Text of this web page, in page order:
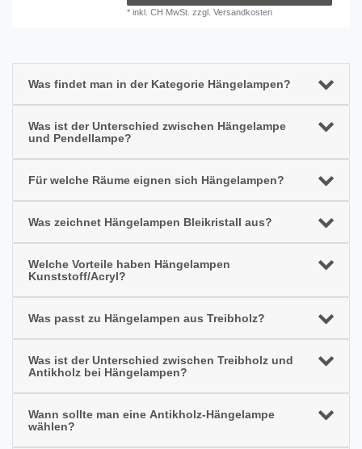
*inkl. CH MwSt. zzgl.Versandkosten
Was findet man in der Kategorie Hängelampen?
Was ist der Unterschied zwischen Hängelampe
und Pendellampe?
Für welche Räume eignen sich Hängelampen?
Was zeichnet Hängelampen Bleikristall aus?
Welche Vorteile haben Hängelampen
Kunststoff/Acryl?
Was passt zu Hängelampen aus Treibholz?
Was ist der Unterschied zwischen Treibholz und
Antikholz bei Hängelampen?
Wann sollte man eine Antikholz-Hängelampe
wählen?